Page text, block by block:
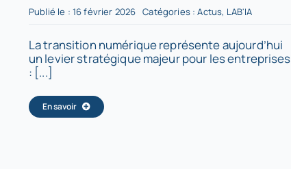
Publié le : 16 février 2026 Catégories :Actus, LAB'IA
La transition numérique représente aujourd’hui
un levier stratégique majeur pour les entreprises
: [...]
En savoir